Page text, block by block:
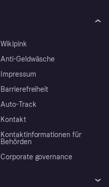
Wikipink
Anti-Geldwäsche
Impressum
Barrierefreiheit
Auto-Track
Kontakt
Kontaktinformationen für
Behörden
Corporate governance